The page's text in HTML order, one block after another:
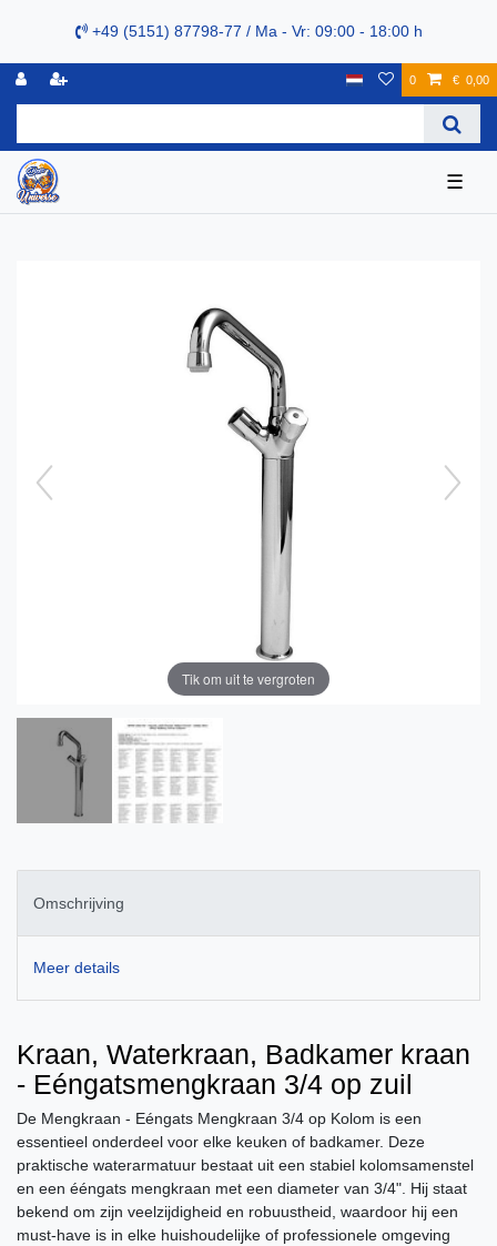
+49 (5151) 87798-77 / Ma - Vr: 09:00 - 18:00 h
0 € 0,00
☰
Tik om uit te vergroten
Omschrijving
Meer details
Kraan, Waterkraan, Badkamer kraan
- Eéngatsmengkraan 3/4 op zuil
De Mengkraan - Eéngats Mengkraan 3/4 op Kolom is een
essentieel onderdeel voor elke keuken of badkamer. Deze
praktische waterarmatuur bestaat uit een stabiel kolomsamenstel
en een ééngats mengkraan met een diameter van 3/4". Hij staat
bekend om zijn veelzijdigheid en robuustheid, waardoor hij een
must-have is in elke huishoudelijke of professionele omgeving